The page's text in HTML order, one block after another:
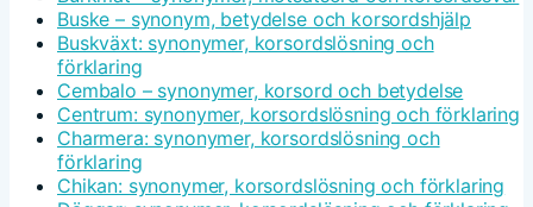
Buske – synonym, betydelse och korsordshjälp
Buskväxt: synonymer, korsordslösning och
förklaring
Cembalo – synonymer, korsord och betydelse
Centrum: synonymer, korsordslösning och förklaring
Charmera: synonymer, korsordslösning och
förklaring
Chikan: synonymer, korsordslösning och förklaring